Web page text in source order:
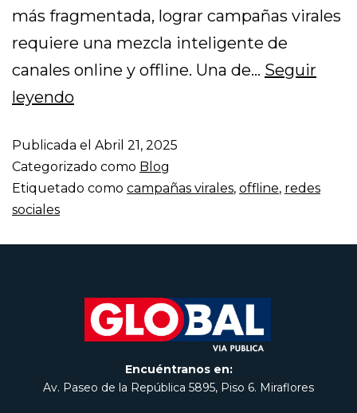
más fragmentada, lograr campañas virales
requiere una mezcla inteligente de
canales online y offline. Una de… Seguir
leyendo
Publicada el Abril 21, 2025
Categorizado como Blog
Etiquetado como campañas virales, offline, redes
sociales
Encuéntranos en:
Av. Paseo de la República 5895, Piso 6. Miraflores